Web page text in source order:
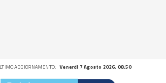
AGGIORNAMENTO: Venerdi 7 Agosto 2026, 08:50